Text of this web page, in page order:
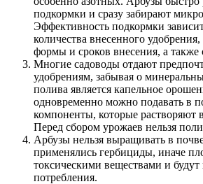
подкормки и сразу забирают
Эффективность подкормки
количества внесенного
формы и сроков внесения, а
Многие садоводы отдают
удобрениям, забывая о
полива является капельное
одновременно можно подавать в
компоненты, которые растворяют
Перед сбором урожаев нельзя
Арбузы нельзя выращивать в
применялись гербициды, иначе
токсическими веществами и
потребления.